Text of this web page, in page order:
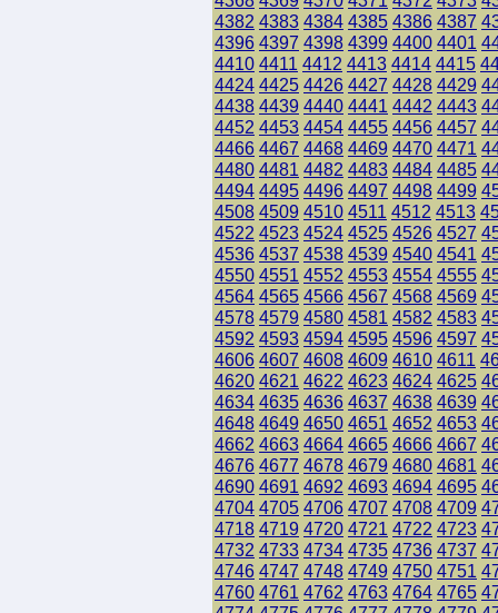
4382 4383 4384 4385 4386 4387
4396 4397 4398 4399 4400 4401
4410 4411 4412 4413 4414 4415
4424 4425 4426 4427 4428 4429
4438 4439 4440 4441 4442 4443
4452 4453 4454 4455 4456 4457
4466 4467 4468 4469 4470 4471
4480 4481 4482 4483 4484 4485
4494 4495 4496 4497 4498 4499
4508 4509 4510 4511 4512 4513
4522 4523 4524 4525 4526 4527
4536 4537 4538 4539 4540 4541
4550 4551 4552 4553 4554 4555
4564 4565 4566 4567 4568 4569
4578 4579 4580 4581 4582 4583
4592 4593 4594 4595 4596 4597
4606 4607 4608 4609 4610 4611
4620 4621 4622 4623 4624 4625
4634 4635 4636 4637 4638 4639
4648 4649 4650 4651 4652 4653
4662 4663 4664 4665 4666 4667
4676 4677 4678 4679 4680 4681
4690 4691 4692 4693 4694 4695
4704 4705 4706 4707 4708 4709
4718 4719 4720 4721 4722 4723
4732 4733 4734 4735 4736 4737
4746 4747 4748 4749 4750 4751
4760 4761 4762 4763 4764 4765